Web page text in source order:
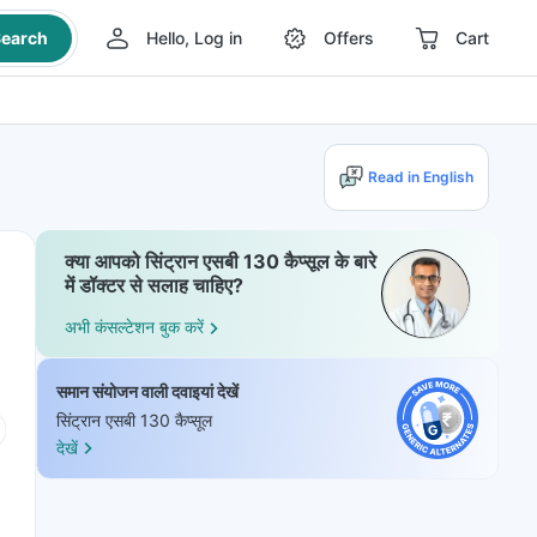
Hello, Log in Offers Cart
Read in English
क्या आपको सिंट्रान एसबी 130 कैप्सूल के बारे
में डॉक्टर से सलाह चाहिए?
अभी कंसल्टेशन बुक करें
समान संयोजन वाली दवाइयां देखें
सिंट्रान एसबी 130 कैप्सूल
देखें